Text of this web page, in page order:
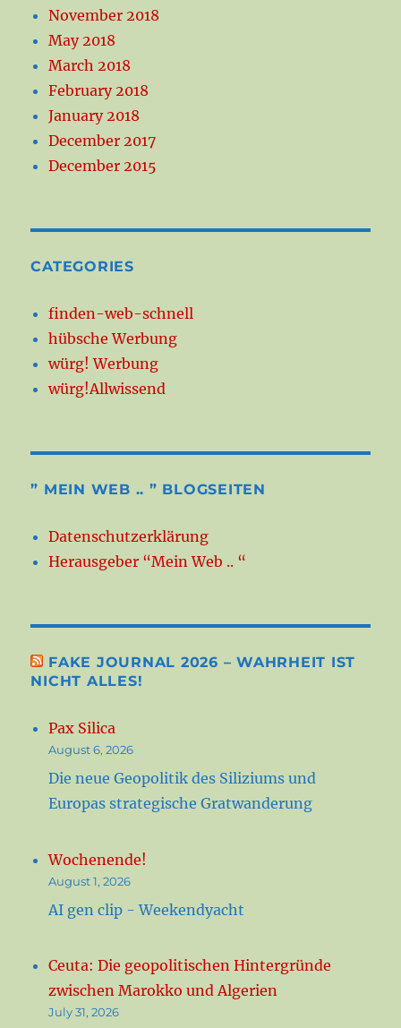
November 2018
May 2018
March 2018
February 2018
January 2018
December 2017
December 2015
CATEGORIES
finden-web-schnell
hübsche Werbung
würg! Werbung
würg!Allwissend
” MEIN WEB .. ” BLOGSEITEN
Datenschutzerklärung
Herausgeber “Mein Web .. “
FAKE JOURNAL 2026 – WAHRHEIT IST
NICHT ALLES!
Pax Silica
August 6, 2026
Die neue Geopolitik des Siliziums und
Europas strategische Gratwanderung
Wochenende!
August 1, 2026
AI gen clip - Weekendyacht
Ceuta: Die geopolitischen Hintergründe
zwischen Marokko und Algerien
July 31, 2026